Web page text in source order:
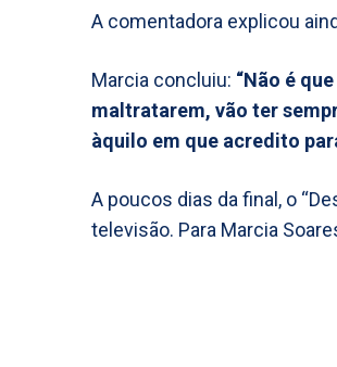
A comentadora explicou
Marcia concluiu: “Não é
maltratarem, vão ter
àquilo em que acredito
A poucos dias da final, o
televisão. Para Marcia